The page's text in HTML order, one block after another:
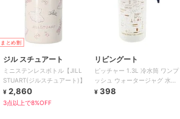
まとめ割
ジル スチュアート
ミニステンレスボトル【JILL
STUART(ジルスチュアート)】
¥ 2,860
3点以上で8%OFF
リビングート
ピッチャー 1.3L 冷水筒 ワンプ
ッシュ ウォータージャグ 水差
し プラスチック製
¥ 398